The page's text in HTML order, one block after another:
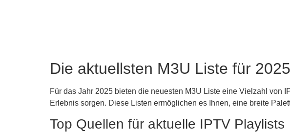
Die aktuellsten M3U Liste für 2025
Für das Jahr 2025 bieten die neuesten M3U Liste eine Vielzahl von
Erlebnis sorgen. Diese Listen ermöglichen es Ihnen, eine breite
Top Quellen für aktuelle IPTV Playlists